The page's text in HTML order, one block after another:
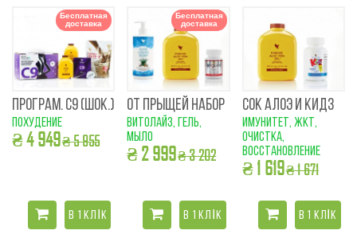
Бесплатная
доставка
ПРОГРАМ. С9 (ШОК.)
похудение
₴ 4 949₴ 5 955
В 1 КЛІК
Бесплатная
доставка
ОТ ПРЫЩЕЙ НАБОР
витолайз, гель,
мыло
₴ 2 999₴ 3 202
В 1 КЛІК
СОК АЛОЭ И КИДЗ
имунитет, ЖКТ,
очистка,
восстановление
₴ 1 619₴ 1 671
В 1 КЛІК